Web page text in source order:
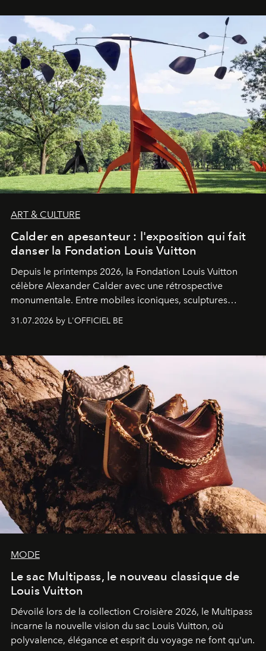
ART & CULTURE
Calder en apesanteur : l'exposition qui fait
danser la Fondation Louis Vuitton
Depuis le printemps 2026, la Fondation Louis Vuitton
célèbre Alexander Calder avec une rétrospective
monumentale. Entre mobiles iconiques, sculptures
monumentales et poésie du mouvement, l'artiste
américain investit les espaces imaginés par Frank Gehry
sculpture.
31.07.2026 by L'OFFICIEL BE
MODE
Le sac Multipass, le nouveau classique de
Louis Vuitton
Dévoilé lors de la collection Croisière 2026, le Multipass
incarne la nouvelle vision du sac Louis Vuitton, où
polyvalence, élégance et esprit du voyage ne font qu'un.